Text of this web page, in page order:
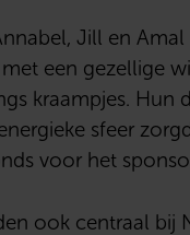
Jill en
een gezellige
kraampjes.
sfeer
voor het
ook centraal bij